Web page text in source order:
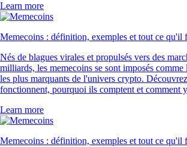
Learn more
Memecoins : définition, exemples et tout ce qu'il
Nés de blagues virales et propulsés vers des
milliards, les memecoins se sont imposés comme
les plus marquants de l'univers crypto.
fonctionnent, pourquoi ils comptent et comment
Learn more
Memecoins : définition, exemples et tout ce qu'il